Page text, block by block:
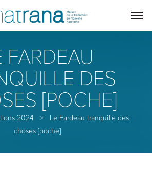
FARDEAU
DES
[POCHE]
2024 >
Le Fardeau tranquille des
choses [poche]